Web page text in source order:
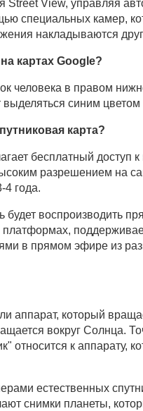
Street View, управляя
специальных камер,
накладываются
картах Google?
человека в правом
выделяться синим
карта?
бесплатный
разрешением на
4 года.
воспроизводить
платформах,
в прямом эфире из
аппарат, который
вокруг Солнца.
относится к аппарату,
естественных
снимки планеты,